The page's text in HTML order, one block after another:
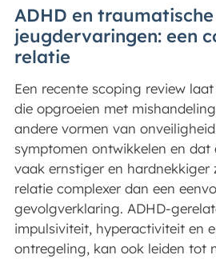
ADHD en traumatische
jeugdervaringen: een
relatie
Een recente scoping review
die opgroeien met
andere vormen van
symptomen ontwikkelen en dat
vaak ernstiger en hardnekkiger
relatie complexer dan een
gevolgverklaring. ADHD-
impulsiviteit, hyperactiviteit en
ontregeling, kan ook leiden tot